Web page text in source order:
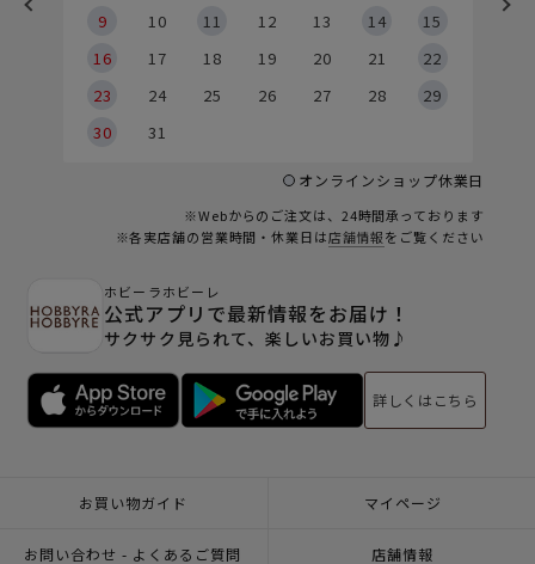
9
10 11 12 13 14
15
16
17 18 19 20 21
22
23
24 25 26 27 28
29
30
31
オンラインショップ休業日
※Webからのご注文は、24時間承っております
※各実店舗の営業時間・休業日は店舗情報をご覧ください
ホビーラホビーレ
公式アプリで最新情報をお届け！
サクサク見られて、楽しいお買い物♪
詳しくはこちら
お買い物ガイド マイページ
お問い合わせ - よくあるご質問 店舗情報